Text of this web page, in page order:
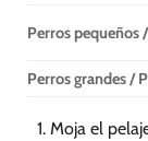
Perros pequeños
Perros grandes /
Moja el